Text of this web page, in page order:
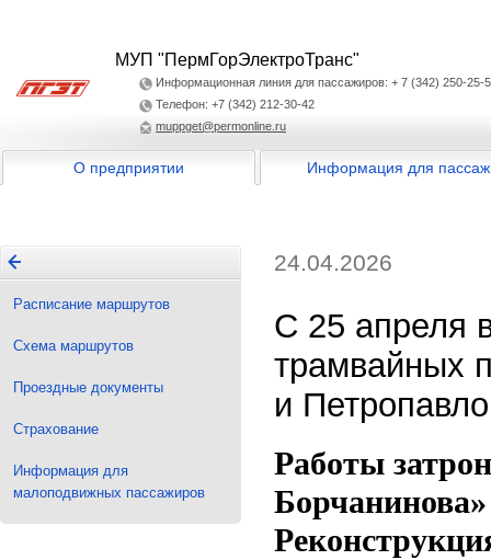
МУП "ПермГорЭлектроТранс"
Информационная линия для пассажиров: + 7 (342) 250-25-
Телефон: +7 (342) 212-30-42
muppget@permonline.ru
О предприятии Информация для
Расписание маршрутов
Схема маршрутов
Проездные документы
Страхование
Информация для
малоподвижных пассажиров
24.04.2026
С 25 апреля
трамвайных
и
Работы